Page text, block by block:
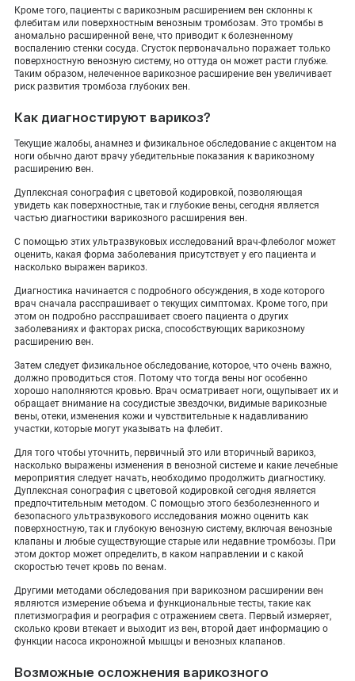
Кроме того, пациенты с варикозным расширением вен склонны к
флебитам или поверхностным венозным тромбозам. Это тромбы в
аномально расширенной вене, что приводит к болезненному
воспалению стенки сосуда. Сгусток первоначально поражает только
поверхностную венозную систему, но оттуда он может расти глубже.
Таким образом, нелеченное варикозное расширение вен увеличивает
риск развития тромбоза глубоких вен.
Как диагностируют варикоз?
Текущие жалобы, анамнез и физикальное обследование с акцентом на
ноги обычно дают врачу убедительные показания к варикозному
расширению вен.
Дуплексная сонография с цветовой кодировкой, позволяющая
увидеть как поверхностные, так и глубокие вены, сегодня является
частью диагностики варикозного расширения вен.
С помощью этих ультразвуковых исследований врач-флеболог может
оценить, какая форма заболевания присутствует у его пациента и
насколько выражен варикоз.
Диагностика начинается с подробного обсуждения, в ходе которого
врач сначала расспрашивает о текущих симптомах. Кроме того, при
этом он подробно расспрашивает своего пациента о других
заболеваниях и факторах риска, способствующих варикозному
расширению вен.
Затем следует физикальное обследование, которое, что очень важно,
должно проводиться стоя. Потому что тогда вены ног особенно
хорошо наполняются кровью. Врач осматривает ноги, ощупывает их и
обращает внимание на сосудистые звездочки, видимые варикозные
вены, отеки, изменения кожи и чувствительные к надавливанию
участки, которые могут указывать на флебит.
Для того чтобы уточнить, первичный это или вторичный варикоз,
насколько выражены изменения в венозной системе и какие лечебные
мероприятия следует начать, необходимо продолжить диагностику.
Дуплексная сонография с цветовой кодировкой сегодня является
предпочтительным методом. С помощью этого безболезненного и
безопасного ультразвукового исследования можно оценить как
поверхностную, так и глубокую венозную систему, включая венозные
клапаны и любые существующие старые или недавние тромбозы. При
этом доктор может определить, в каком направлении и с какой
скоростью течет кровь по венам.
Другими методами обследования при варикозном расширении вен
являются измерение объема и функциональные тесты, такие как
плетизмография и реография с отражением света. Первый измеряет,
сколько крови втекает и выходит из вен, второй дает информацию о
функции насоса икроножной мышцы и венозных клапанов.
Возможные осложнения варикозного